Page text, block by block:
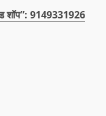
शॉप”: 9149331926